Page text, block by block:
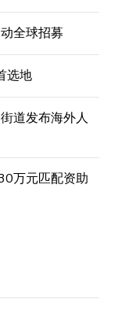
全球招募
选地
道发布海外人
万元匹配资助